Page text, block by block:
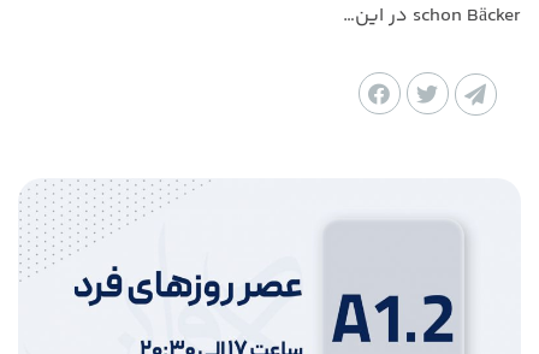
schon Bäcker در این…